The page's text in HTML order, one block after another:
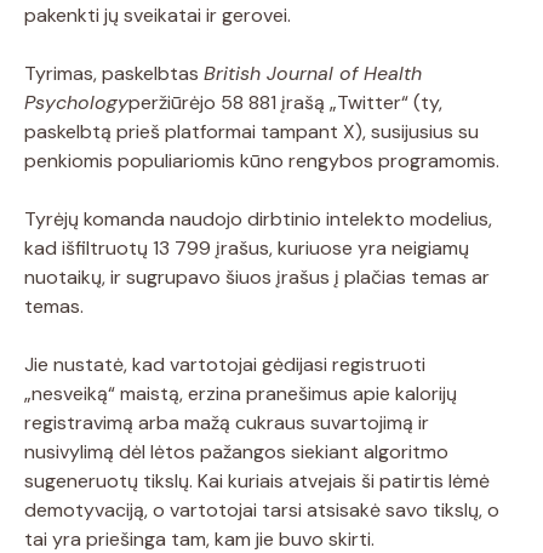
pakenkti jų sveikatai ir gerovei.
Tyrimas, paskelbtas British Journal of Health
Psychologyperžiūrėjo 58 881 įrašą „Twitter“ (ty,
paskelbtą prieš platformai tampant X), susijusius su
penkiomis populiariomis kūno rengybos programomis.
Tyrėjų komanda naudojo dirbtinio intelekto modelius,
kad išfiltruotų 13 799 įrašus, kuriuose yra neigiamų
nuotaikų, ir sugrupavo šiuos įrašus į plačias temas ar
temas.
Jie nustatė, kad vartotojai gėdijasi registruoti
„nesveiką“ maistą, erzina pranešimus apie kalorijų
registravimą arba mažą cukraus suvartojimą ir
nusivylimą dėl lėtos pažangos siekiant algoritmo
sugeneruotų tikslų. Kai kuriais atvejais ši patirtis lėmė
demotyvaciją, o vartotojai tarsi atsisakė savo tikslų, o
tai yra priešinga tam, kam jie buvo skirti.